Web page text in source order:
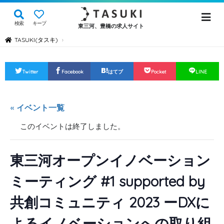
検索 キープ 東三河、豊橋の求人サイト
TASUKI(タスキ) ›
Twitter Facebook はてブ Pocket LINE
« イベント一覧
このイベントは終了しました。
東三河オープンイノベーション
ミーティング #1 supported by
共創コミュニティ 2023 ーDXに